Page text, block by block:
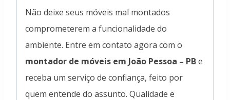
Não deixe seus móveis mal montados
comprometerem a funcionalidade do
ambiente. Entre em contato agora com o
montador de móveis em João Pessoa – PBe
receba um serviço de confiança, feito por
quem entende do assunto. Qualidade e